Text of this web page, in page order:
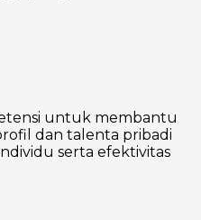
untuk membantu
dan talenta pribadi
serta efektivitas